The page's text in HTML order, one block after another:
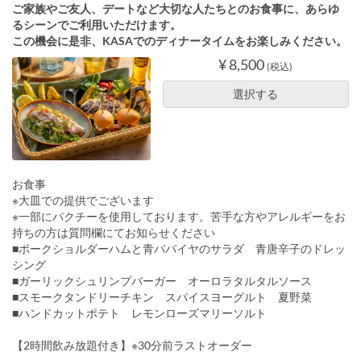
ご家族やご友人、デートなど大切な人たちとのお食事に、あらゆ
るシーンでご利用いただけます。
この機会に是非、KASAでのディナータイムをお楽しみください。
¥ 8,500 (税込)
選択する
お食事
※大皿での提供でございます
※一部にパクチーを使用しております。苦手な方やアレルギーをお
持ちの方は質問欄にてお知らせください
■ポークショルダーハムと青パパイヤのサラダ 青唐辛子のドレッ
シング
■ガーリックシュリンプバーガー オーロラタルタルソース
■スモークタンドリーチキン スパイスヨーグルト 夏野菜
■ハンドカットポテト レモンローズマリーソルト
【2時間飲み放題付き】※30分前ラストオーダー